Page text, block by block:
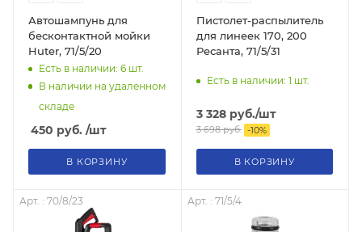
Автошампунь для
бесконтактной мойки
Huter, 71/5/20
Есть в наличии: 6 шт.
В наличии на удаленном
складе
450 руб. /шт
В КОРЗИНУ
Пистолет-распылитель
для линеек 170, 200
Ресанта, 71/5/31
Есть в наличии: 1 шт.
3 328руб./шт
3 698руб. -10%
В КОРЗИНУ
Арт. : 70/8/23 Арт. : 71/5/4